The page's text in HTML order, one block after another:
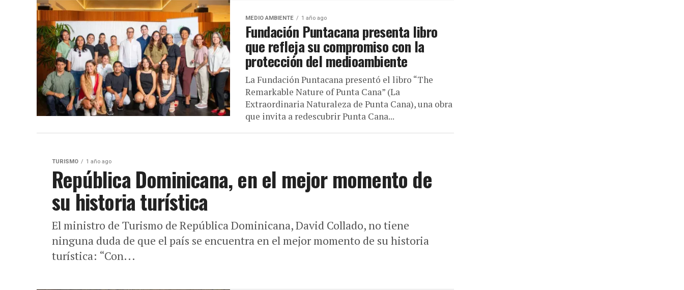
MEDIO AMBIENTE 1 año ago
Fundación Puntacana presenta libro
que refleja su compromiso con la
protección del medioambiente
La Fundación Puntacana presentó el libro “The
Remarkable Nature of Punta Cana” (La
Extraordinaria Naturaleza de Punta Cana), una obra
que invita a redescubrir Punta Cana...
TURISMO 1 año ago
República Dominicana, en el mejor momento de
su historia turística
El ministro de Turismo de República Dominicana, David Collado, no tiene
ninguna duda de que el país se encuentra en el mejor momento de su historia
turística: “Con...